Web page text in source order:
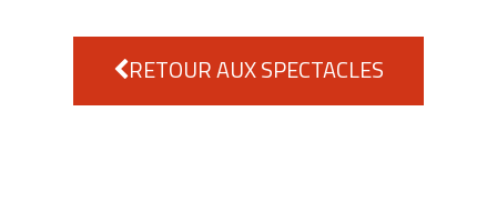
RETOUR AUX SPECTACLES